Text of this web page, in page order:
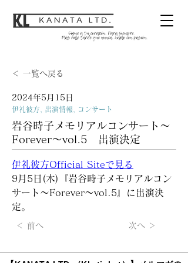
＜ 一覧へ戻る
2024年5月15日
伊礼彼方, 出演情報, コンサート
岩谷時子メモリアルコンサート～
Forever～vol.5 出演決定
伊礼彼方Official Siteで見る
9月5日(木)『岩谷時子メモリアルコン
サート～Forever～vol.5』に出演決
定。
＜ 前へ 次へ ＞